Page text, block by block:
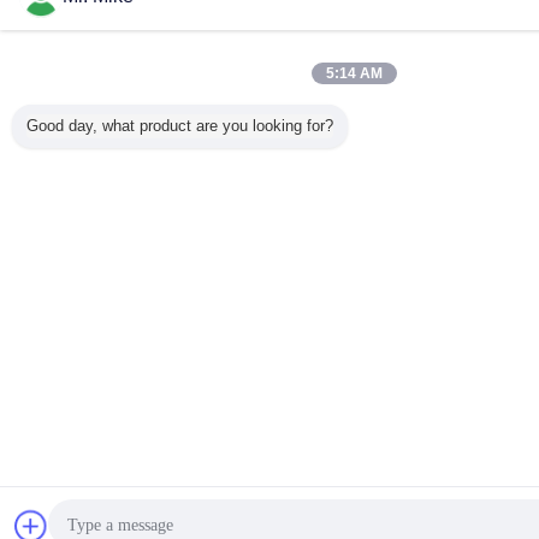
Plaudern
5:14 AM
Good day, what product are you looking for?